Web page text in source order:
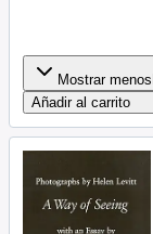
Mostrar menos
Añadir al carrito